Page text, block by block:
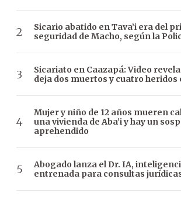
Sicario abatido en Tava’i era del
seguridad de Macho, según la
Sicariato en Caazapá: Video
deja dos muertos y cuatro heridos
Mujer y niño de 12 años mueren
una vivienda de Aba’i y hay un
aprehendido
Abogado lanza el Dr. IA,
entrenada para consultas